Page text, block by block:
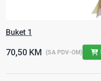
Buket 1
70,50 KM (SA PDV-OM)